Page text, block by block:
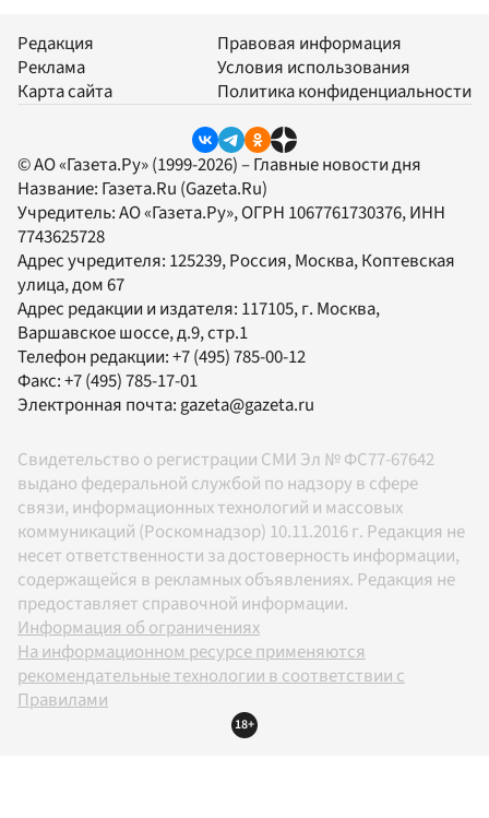
Редакция
Реклама
Карта сайта
Правовая информация
Условия использования
Политика конфиденциальности
© АО «Газета.Ру» (1999-2026) – Главные новости дня
Название: Газета.Ru (Gazeta.Ru)
Учредитель:АО «Газета.Ру», ОГРН 1067761730376, ИНН
7743625728
Адрес учредителя: 125239, Россия, Москва, Коптевская
улица, дом 67
Адрес редакции и издателя: 117105, г. Москва,
Варшавское шоссе, д.9, стр.1
Телефон редакции:+7 (495) 785-00-12
Факс:+7 (495) 785-17-01
Электронная почта: gazeta@gazeta.ru
Свидетельство о регистрации СМИ Эл № ФС77-67642
выдано федеральной службой по надзору в сфере
связи, информационных технологий и массовых
коммуникаций (Роскомнадзор) 10.11.2016 г. Редакция не
несет ответственности за достоверность информации,
содержащейся в рекламных объявлениях. Редакция не
предоставляет справочной информации.
Информация об ограничениях
На информационном ресурсе применяются
рекомендательные технологии в соответствии с
Правилами
18+